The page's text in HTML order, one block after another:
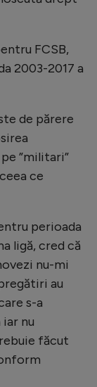
FCSB,
2003-2017 a
de părere
”militari”
ce
perioada
ligă, cred că
nu-mi
au
s-a
nu
făcut